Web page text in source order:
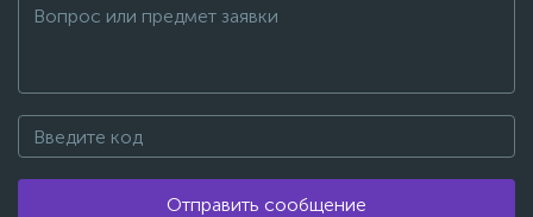
Отправить сообщение